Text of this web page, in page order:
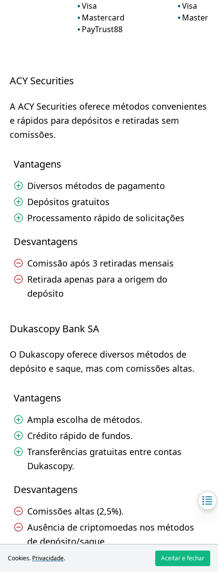
Visa
Mastercard
PayTrust88
Visa
ACY Securities
A ACY Securities oferece métodos convenientes
e rápidos para depósitos e retiradas sem
comissões.
Vantagens
Diversos métodos de pagamento
Depósitos gratuitos
Processamento rápido de solicitações
Desvantagens
Comissão após 3 retiradas mensais
Retirada apenas para a origem do
depósito
Dukascopy Bank SA
O Dukascopy oferece diversos métodos de
depósito e saque, mas com comissões altas.
Vantagens
Ampla escolha de métodos.
Crédito rápido de fundos.
Transferências gratuitas entre contas
Dukascopy.
Desvantagens
Comissões altas (2,5%).
Ausência de criptomoedas nos métodos
de depósito/saque.
Cookies. Privacidade. Aceitar e fechar